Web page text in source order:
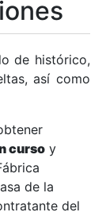
de histórico,
así como
curso y
de la
del